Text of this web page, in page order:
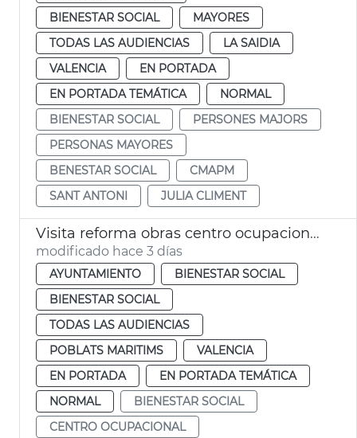
BIENESTAR SOCIAL
MAYORES
TODAS LAS AUDIENCIAS
LA SAIDIA
VALENCIA
EN PORTADA
EN PORTADA TEMÁTICA
NORMAL
BIENESTAR SOCIAL
PERSONES MAJORS
PERSONAS MAYORES
BENESTAR SOCIAL
CMAPM
SANT ANTONI
JULIA CLIMENT
Visita reforma obras centro ocupacional Isabel de Villena
modificado hace 3 días
AYUNTAMIENTO
BIENESTAR SOCIAL
BIENESTAR SOCIAL
TODAS LAS AUDIENCIAS
POBLATS MARITIMS
VALENCIA
EN PORTADA
EN PORTADA TEMÁTICA
NORMAL
BIENESTAR SOCIAL
CENTRO OCUPACIONAL